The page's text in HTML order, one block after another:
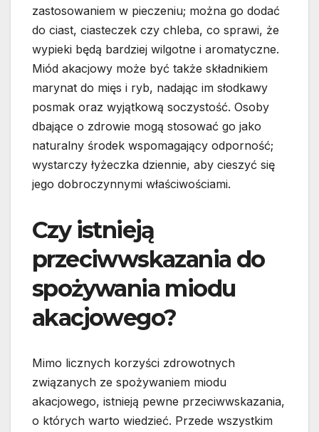
zastosowaniem w pieczeniu; można go dodać
do ciast, ciasteczek czy chleba, co sprawi, że
wypieki będą bardziej wilgotne i aromatyczne.
Miód akacjowy może być także składnikiem
marynat do mięs i ryb, nadając im słodkawy
posmak oraz wyjątkową soczystość. Osoby
dbające o zdrowie mogą stosować go jako
naturalny środek wspomagający odporność;
wystarczy łyżeczka dziennie, aby cieszyć się
jego dobroczynnymi właściwościami.
Czy istnieją
przeciwwskazania do
spożywania miodu
akacjowego?
Mimo licznych korzyści zdrowotnych
związanych ze spożywaniem miodu
akacjowego, istnieją pewne przeciwwskazania,
o których warto wiedzieć. Przede wszystkim